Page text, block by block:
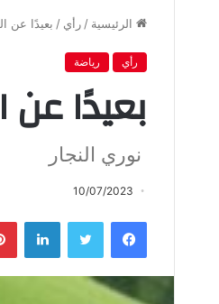
الرئيسية / رأي / بعيدًا عن
رأي رياضة
بعيدًا عن
نوري النجار
10/07/2023
فيسبوك تويتر لينكدإن